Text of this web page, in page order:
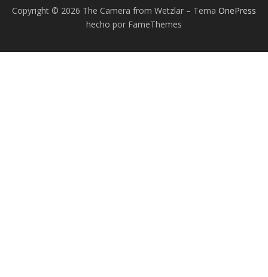
Copyright © 2026 The Camera from Wetzlar – Tema OnePress
hecho por FameThemes